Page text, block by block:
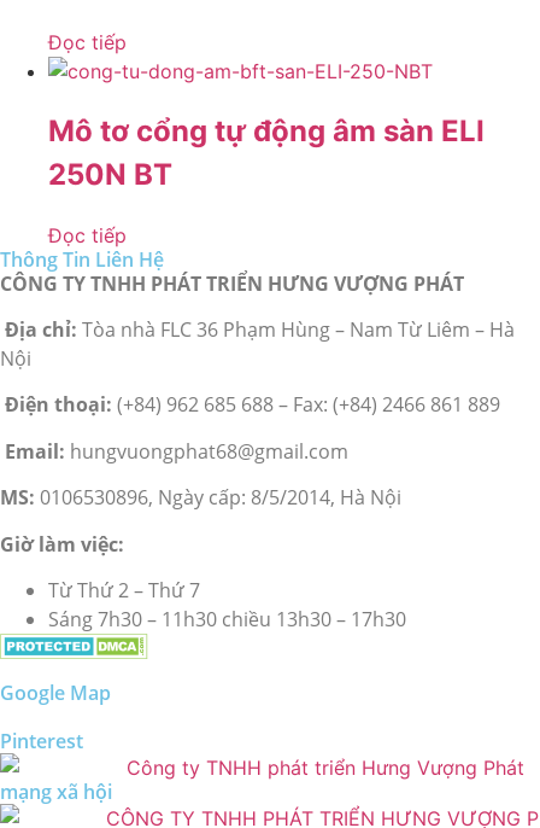
Đọc tiếp
Mô tơ cổng tự động âm sàn ELI
250N BT
Đọc tiếp
Thông Tin Liên Hệ
CÔNG TY TNHH PHÁT TRIỂN HƯNG VƯỢNG PHÁT
Địa chỉ: Tòa nhà FLC 36 Phạm Hùng – Nam Từ Liêm – Hà
Nội
Điện thoại: (+84) 962 685 688 – Fax: (+84) 2466 861 889
Email: hungvuongphat68@gmail.com
MS: 0106530896, Ngày cấp: 8/5/2014, Hà Nội
Giờ làm việc:
Từ Thứ 2 – Thứ 7
Sáng 7h30 – 11h30 chiều 13h30 – 17h30
Google Map
Pinterest
mạng xã hội